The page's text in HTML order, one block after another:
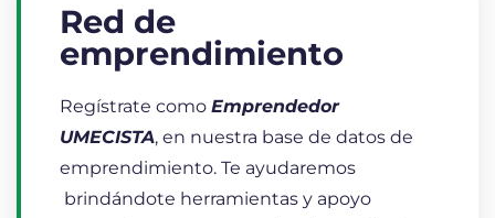
Red de
emprendimiento
Regístrate como Emprendedor
UMECISTA, en nuestra base de datos de
emprendimiento. Te ayudaremos
brindándote herramientas y apoyo